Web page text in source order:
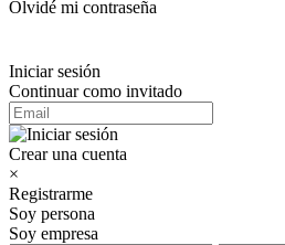
Olvidé mi contraseña
Iniciar sesión
Continuar como invitado
Crear una cuenta
×
Registrarme
Soy persona
Soy empresa